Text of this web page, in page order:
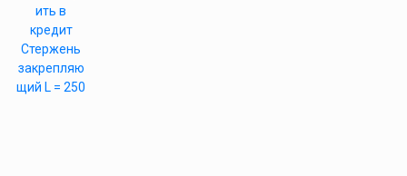
ить в
кредит
Стержень
закрепляю
щий L = 250